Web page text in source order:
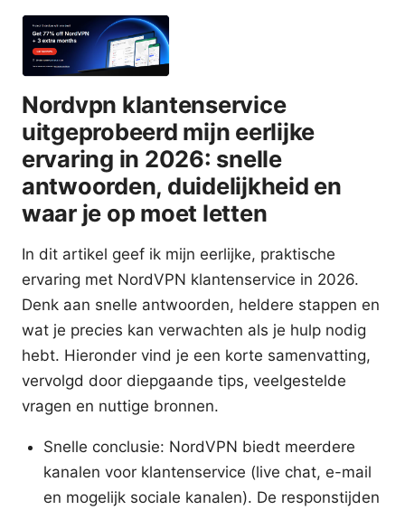
Nordvpn klantenservice
uitgeprobeerd mijn eerlijke
ervaring in 2026: snelle
antwoorden, duidelijkheid en
waar je op moet letten
In dit artikel geef ik mijn eerlijke, praktische
ervaring met NordVPN klantenservice in 2026.
Denk aan snelle antwoorden, heldere stappen en
wat je precies kan verwachten als je hulp nodig
hebt. Hieronder vind je een korte samenvatting,
vervolgd door diepgaande tips, veelgestelde
vragen en nuttige bronnen.
Snelle conclusie: NordVPN biedt meerdere
kanalen voor klantenservice (live chat, e-mail
en mogelijk sociale kanalen). De responstijden